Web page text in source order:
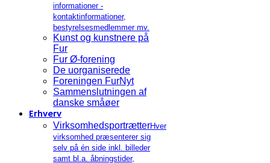
informationer -
kontaktinformationer,
bestyrelsesmedlemmer mv.
Kunst og kunstnere på
Fur
Fur Ø-forening
De uorganiserede
Foreningen FurNyt
Sammenslutningen af
danske småøer
Erhverv
VirksomhedsportrætterHver
virksomhed præsenterer sig
selv på én side inkl. billeder
samt bl.a. åbningstider,